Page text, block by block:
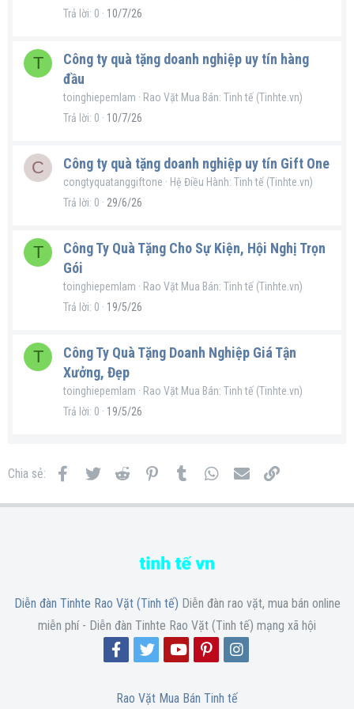
Trả lời 0 10/7/26
T
Công ty quà tặng doanh nghiệp uy tín hàng
đầu
toinghiepemlam
Rao Vặt Mua Bán: Tinh tế (Tinhte.vn)
Trả lời 0 10/7/26
C Công ty quà tặng doanh nghiệp uy tín Gift One
congtyquatanggiftone
Hệ Điều Hành: Tinh tế (Tinhte.vn)
Trả lời 0 29/6/26
T
Công Ty Quà Tặng Cho Sự Kiện, Hội Nghị Trọn
Gói
toinghiepemlam
Rao Vặt Mua Bán: Tinh tế (Tinhte.vn)
Trả lời 0 19/5/26
T
Công Ty Quà Tặng Doanh Nghiệp Giá Tận
Xưởng, Đẹp
toinghiepemlam
Rao Vặt Mua Bán: Tinh tế (Tinhte.vn)
Trả lời 0 19/5/26
Chia sẻ: FacebookTwitter Reddit PinterestTumblr WhatsApp
Email
Diễn đàn Tinhte Rao Vặt (Tinh tế) Diễn đàn rao vặt, mua bán online
miễn phí - Diễn đàn Tinhte Rao Vặt (Tinh tế) mạng xã hội
Rao Vặt Mua Bán Tinh tế